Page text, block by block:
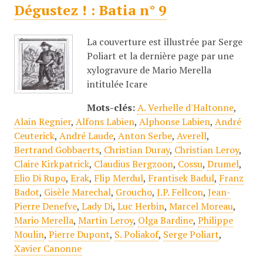
Dégustez ! : Batia n° 9
La couverture est illustrée par Serge
Poliart et la dernière page par une
xylogravure de Mario Merella
intitulée Icare
Mots-clés: A. Verhelle d'Haltonne,
Alain Regnier, Alfons Labien, Alphonse Labien, André
Ceuterick, André Laude, Anton Serbe, Averell,
Bertrand Gobbaerts, Christian Duray, Christian Leroy,
Claire Kirkpatrick, Claudius Bergzoon, Cossu, Drumel,
Elio Di Rupo, Erak, Flip Merdul, Frantisek Badul, Franz
Badot, Gisèle Marechal, Groucho, J.P. Fellcon, Jean-
Pierre Denefve, Lady Di, Luc Herbin, Marcel Moreau,
Mario Merella, Martin Leroy, Olga Bardine, Philippe
Moulin, Pierre Dupont, S. Poliakof, Serge Poliart,
Xavier Canonne